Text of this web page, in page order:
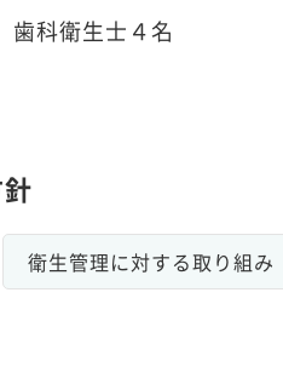
科衛生士４名
衛生管理に対する取り組み